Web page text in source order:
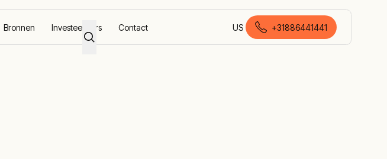
Bronnen Investeerders Contact US
Nederlands (Nederland)
+31886441441